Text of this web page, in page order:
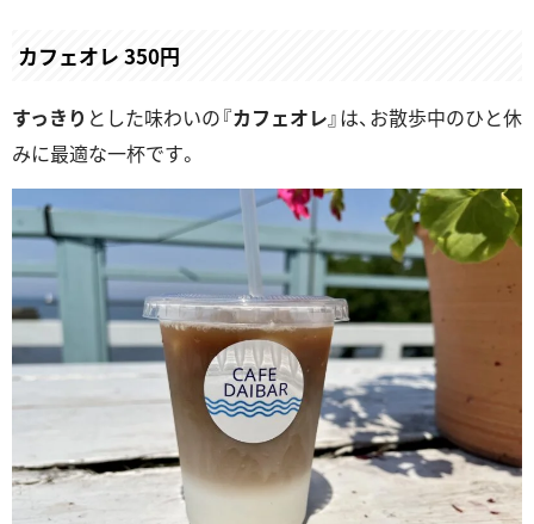
カフェオレ 350円
すっきり とした味わいの『カフェオレ』は、お散歩中のひと休
みに最適な一杯です。